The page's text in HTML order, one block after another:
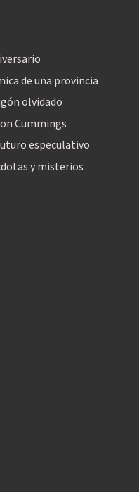
de una provincia
olvidado
Cummings
especulativo
y misterios